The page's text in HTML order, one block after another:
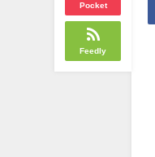
Pocket
Feedly